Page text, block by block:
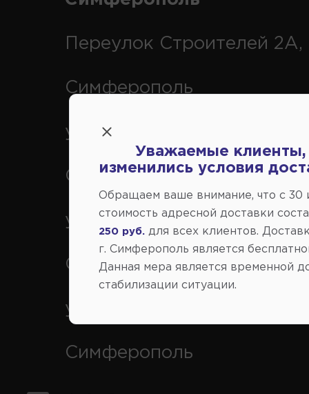
Переулок Строителей 2А,
Симферополь
ул. Федоренко 1В, г.
Симферополь
ул. Генерала Васильева
Симферополь
ул. Кубанская 9, г.
Симферополь
Уважаемые клиенты,
изменились условия
Обращаем ваше внимание, что c 30
стоимость адресной доставки
250 руб. для всех клиентов.
г. Симферополь является
Данная мера является временной
стабилизации ситуации.